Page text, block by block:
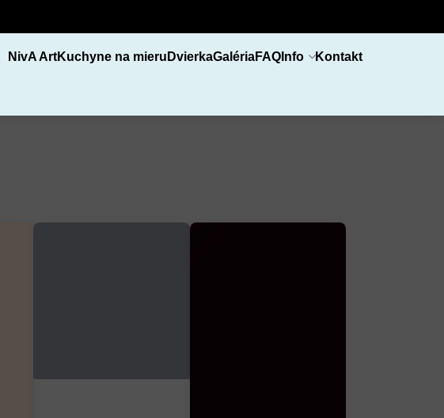
NivA ArtKuchyne na mieru DvierkaGalériaFAQInfo Kontakt